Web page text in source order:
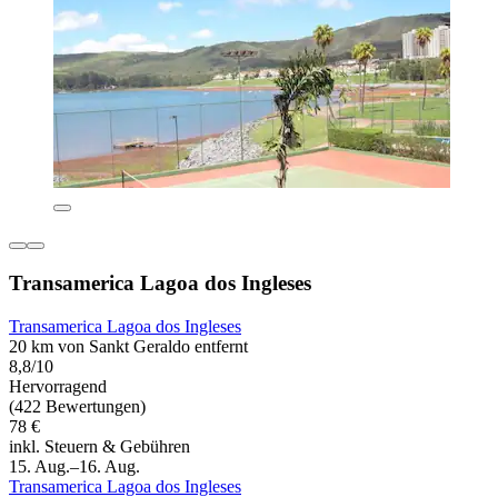
Transamerica Lagoa dos Ingleses
Transamerica Lagoa dos Ingleses
20 km von Sankt Geraldo entfernt
8,8/10
Hervorragend
(422 Bewertungen)
78 €
inkl. Steuern & Gebühren
15. Aug.–16. Aug.
Transamerica Lagoa dos Ingleses